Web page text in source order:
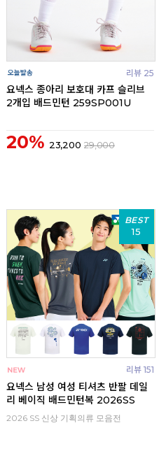
리뷰 25
요넥스 종아리 보호대 카프 슬리브
2개입 배드민턴 259SP001U
20% 23,200 29,000
BEST
15
리뷰 151
요넥스 남성 여성 티셔츠 반팔 데일
리 베이직 배드민턴복 2026SS
2026 SS 신상 기획의류 모음전